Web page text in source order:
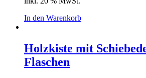
In den Warenkorb
Holzkiste mit
Flaschen